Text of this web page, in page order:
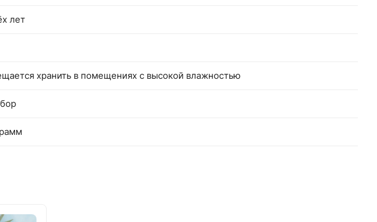
лет
хранить в помещениях с высокой влажностью